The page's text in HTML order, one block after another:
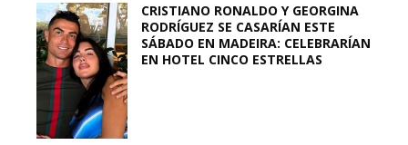
CRISTIANO RONALDO Y GEORGINA
RODRÍGUEZ SE CASARÍAN ESTE
SÁBADO EN MADEIRA: CELEBRARÍAN
EN HOTEL CINCO ESTRELLAS